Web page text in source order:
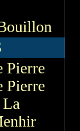
Pierre
Pierre
La